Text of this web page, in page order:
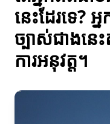
នេះដែរទេ?
ច្បាស់ជាងនេ
ការអនុវត្ត។